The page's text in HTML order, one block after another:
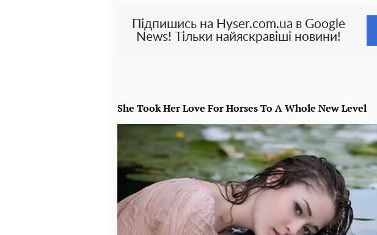
Підпишись на Hyser.com.ua в Google
News! Тільки найяскравіші новини!